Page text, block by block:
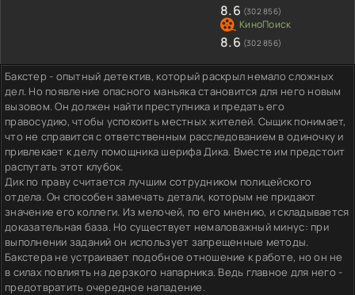
8.6 (302 856)
8.6 (302 856)
Бакстер - опытный детектив, который раскрыл немало сложных
дел. Но появление опасного маньяка становится для него новым
вызовом. Он должен найти преступника и предать его
правосудию, чтобы успокоить местных жителей. Сыщик понимает,
что не справится с ответственным расследованием в одиночку и
привлекает к делу помощника шерифа Дика. Вместе им предстоит
распутать этот клубок.
Дик по праву считается лучшим сотрудником полицейского
отдела. Он способен замечать детали, которым не придают
значение его коллеги. Из мелочей, по его мнению, и складывается
доказательная база. Но существует немаловажный минус: при
выполнении заданий он использует запрещенные методы.
Бакстера не устраивает подобное отношение к работе, но он не
в силах повлиять на дерзкого напарника. Ведь главное для него -
предотвратить очередное нападение.